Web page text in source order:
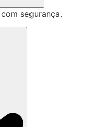
segurança.